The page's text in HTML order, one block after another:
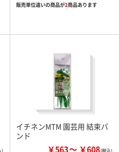
販売単位違いの商品が2商品あります
イチネンMTM 園芸用 結束バ
ンド
￥563 ￥608